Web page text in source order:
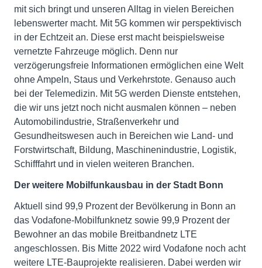
mit sich bringt und unseren Alltag in vielen Bereichen
lebenswerter macht. Mit 5G kommen wir perspektivisch
in der Echtzeit an. Diese erst macht beispielsweise
vernetzte Fahrzeuge möglich. Denn nur
verzögerungsfreie Informationen ermöglichen eine Welt
ohne Ampeln, Staus und Verkehrstote. Genauso auch
bei der Telemedizin. Mit 5G werden Dienste entstehen,
die wir uns jetzt noch nicht ausmalen können – neben
Automobilindustrie, Straßenverkehr und
Gesundheitswesen auch in Bereichen wie Land- und
Forstwirtschaft, Bildung, Maschinenindustrie, Logistik,
Schifffahrt und in vielen weiteren Branchen.
Der weitere Mobilfunkausbau in der Stadt Bonn
Aktuell sind 99,9 Prozent der Bevölkerung in Bonn an
das Vodafone-Mobilfunknetz sowie 99,9 Prozent der
Bewohner an das mobile Breitbandnetz LTE
angeschlossen. Bis Mitte 2022 wird Vodafone noch acht
weitere LTE-Bauprojekte realisieren. Dabei werden wir